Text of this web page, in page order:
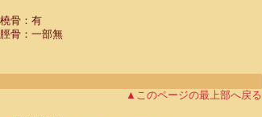
橈骨：有
脛骨：一部無
▲このページの最上部へ戻る